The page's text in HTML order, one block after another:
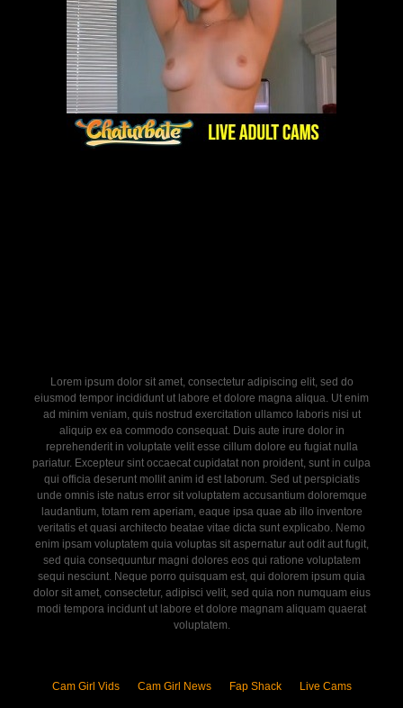
Lorem ipsum dolor sit amet, consectetur adipiscing elit, sed do
eiusmod tempor incididunt ut labore et dolore magna aliqua. Ut enim
ad minim veniam, quis nostrud exercitation ullamco laboris nisi ut
aliquip ex ea commodo consequat. Duis aute irure dolor in
reprehenderit in voluptate velit esse cillum dolore eu fugiat nulla
pariatur. Excepteur sint occaecat cupidatat non proident, sunt in culpa
qui officia deserunt mollit anim id est laborum. Sed ut perspiciatis
unde omnis iste natus error sit voluptatem accusantium doloremque
laudantium, totam rem aperiam, eaque ipsa quae ab illo inventore
veritatis et quasi architecto beatae vitae dicta sunt explicabo. Nemo
enim ipsam voluptatem quia voluptas sit aspernatur aut odit aut fugit,
sed quia consequuntur magni dolores eos qui ratione voluptatem
sequi nesciunt. Neque porro quisquam est, qui dolorem ipsum quia
dolor sit amet, consectetur, adipisci velit, sed quia non numquam eius
modi tempora incidunt ut labore et dolore magnam aliquam quaerat
voluptatem.
Cam Girl Vids Cam Girl News Fap Shack Live Cams